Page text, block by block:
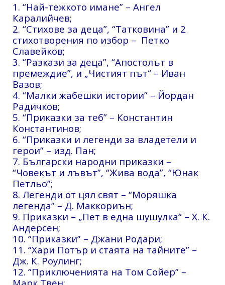
1. “Най-тежкото имане” – Ангел
Каралийчев;
2. “Стихове за деца”, “Татковина” и 2
стихотворения по избор – Петко
Славейков;
3. “Разкази за деца”, “Апостолът в
премеждие”, и „Чистият път“ – Иван
Вазов;
4. “Малки жабешки истории” – Йордан
Радичков;
5. “Приказки за теб” – Константин
Константинов;
6. “Приказки и легенди за владетели и
герои” – изд. Пан;
7. Български народни приказки –
“Човекът и лъвът”, “Жива вода”, “Юнак
Петльо”;
8. Легенди от цял свят – “Моряшка
легенда” – Д. Маккориън;
9. Приказки – „Пет в една шушулка“ – Х. К.
Андерсен;
10. “Приказки” – Джани Родари;
11. “Хари Потър и стаята на тайните” –
Дж. К. Роулинг;
12. “Приключенията на Том Сойер” –